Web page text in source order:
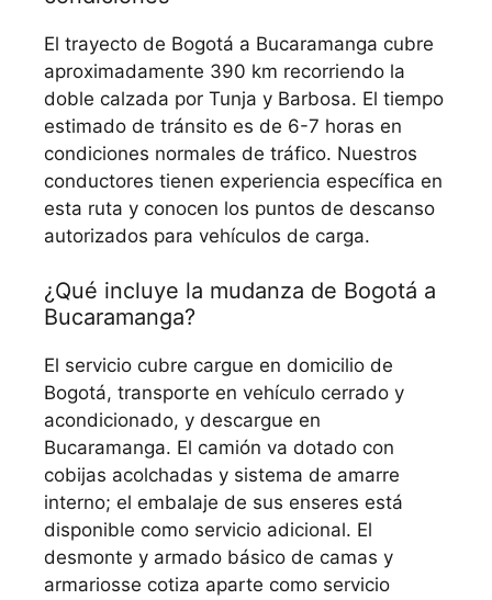
El trayecto de Bogotá a Bucaramanga cubre
aproximadamente 390 km recorriendo la
doble calzada por Tunja y Barbosa. El tiempo
estimado de tránsito es de 6-7 horas en
condiciones normales de tráfico. Nuestros
conductores tienen experiencia específica en
esta ruta y conocen los puntos de descanso
autorizados para vehículos de carga.
¿Qué incluye la mudanza de Bogotá a
Bucaramanga?
El servicio cubre cargue en domicilio de
Bogotá, transporte en vehículo cerrado y
acondicionado, y descargue en
Bucaramanga. El camión va dotado con
cobijas acolchadas y sistema de amarre
interno; el embalaje de sus enseres está
disponible como servicio adicional. El
desmonte y armado básico de camas y
armariosse cotiza aparte como servicio